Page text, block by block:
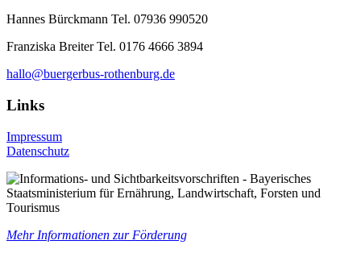
Hannes Bürckmann Tel. 07936 990520
Franziska Breiter Tel. 0176 4666 3894
hallo@buergerbus-rothenburg.de
Links
Impressum
Datenschutz
Mehr Informationen zur Förderung